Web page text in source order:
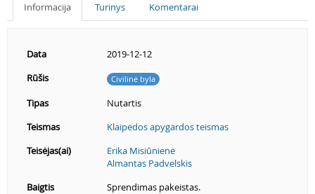
Informacija Turinys Komentarai
Data
2019-12-12
Rūšis
Civilinė byla
Tipas
Nutartis
Teismas
Klaipėdos apygardos teismas
Teisėjas(ai)
Erika Misiūnienė
Almantas Padvelskis
Baigtis
Sprendimas pakeistas.